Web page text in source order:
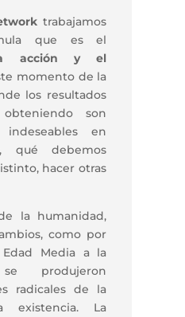
trabajamos
que es el
la acción y el
momento de la
los resultados
son
indeseables en
qué debemos
hacer otras
la humanidad,
como por
Media a la
se produjeron
radicales de la
La